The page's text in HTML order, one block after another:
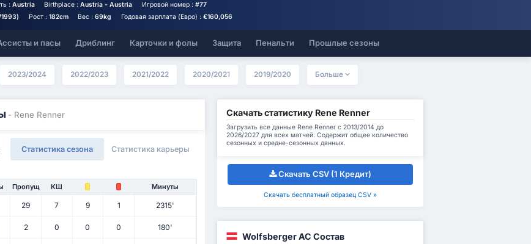
: Austria Birthplace :Austria - Austria Игровой номер : #77
Рост : 182cm Вес :69kg Годовая зарплата (Евро) : €160,056
и пасы Дриблинг Карточки и фолы Защита Пенальти Прошлые сезоны
2023/2024 2022/2023 2021/2022 2020/2021 2019/2020 Больше
- Rene Renner
Статистика сезона Статистика карьеры
Пропущ КШ Минуты
29 7 9 1
2315'
2 0 0 0 180'
Скачать статистику Rene Renner
Загрузить все данные Rene Renner с 2013/2014 до
2026/2027 для всех матчей. Содержит общее количество
сезонных и средне-сезонных данных.
Скачать CSV (1 Кредит)
Скачать бесплатный образец CSV »
Wolfsberger AC Состав